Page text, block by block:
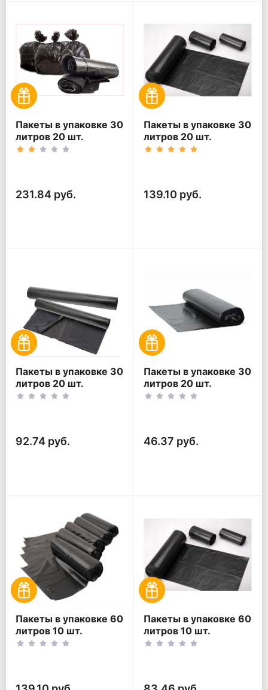
Пакеты в упаковке 30
литров 20 шт.
(20шт*5рул)
231.84 руб.
Пакеты в упаковке 30
литров 20 шт.
(20шт*3рул)
139.10 руб.
Пакеты в упаковке 30
литров 20 шт.
(20шт*2рул)
92.74 руб.
Пакеты в упаковке 30
литров 20 шт.
(20шт*1рул)
46.37 руб.
Пакеты в упаковке 60
литров 10 шт.
(10шт*5рул)
Пакеты в упаковке 60
литров 10 шт.
(10шт*3рул)